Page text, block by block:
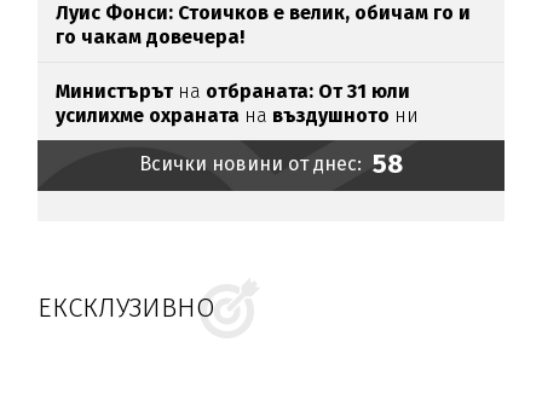
Луис Фонси: Стоичков е велик, обичам го и
го чакам довечера!
Министърътна отбраната: От 31 юли
усилихме охраната на въздушното ни
пространство
Всички новини от днес: 58
ЕКСКЛУЗИВНО